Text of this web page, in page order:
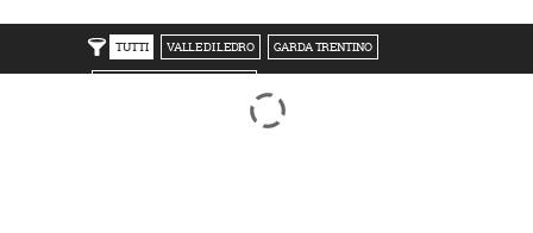
TUTTI VALLE DI LEDRO GARDA TRENTINO
ROVERETO M.BALDO V/GRESTA